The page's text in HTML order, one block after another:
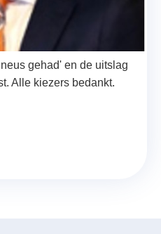
maar wij
niet los.
gehad' en de uitslag
Alle kiezers bedankt.